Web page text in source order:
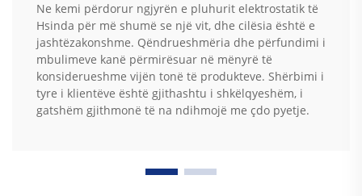
Ne kemi përdorur ngjyrën e pluhurit elektrostatik të
Hsinda për më shumë se një vit, dhe cilësia është e
jashtëzakonshme. Qëndrueshmëria dhe përfundimi i
mbulimeve kanë përmirësuar në mënyrë të
konsiderueshme vijën tonë të produkteve. Shërbimi i
tyre i klientëve është gjithashtu i shkëlqyeshëm, i
gatshëm gjithmonë të na ndihmojë me çdo pyetje.